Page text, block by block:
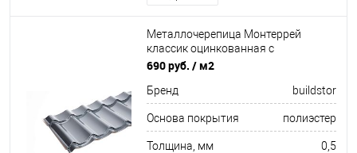
Металлочерепица Монтеррей
классик оцинкованная с
полимерным покрытием
690 руб. / м2
Бренд buildstor
Основа покрытия полиэстер
Толщина, мм 0,5